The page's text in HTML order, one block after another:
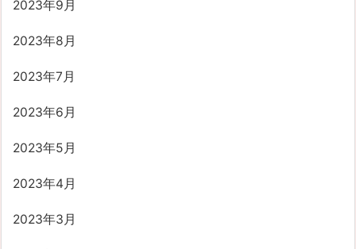
2023年9月
2023年8月
2023年7月
2023年6月
2023年5月
2023年4月
2023年3月